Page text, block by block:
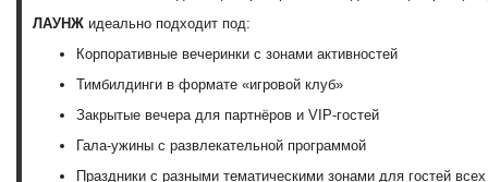
ЛАУНЖ идеально подходит под:
Корпоративные вечеринки с зонами активностей
Тимбилдинги в формате «игровой клуб»
Закрытые вечера для партнёров и VIP-гостей
Гала-ужины с развлекательной программой
Праздники с разными тематическими зонами для гостей всех